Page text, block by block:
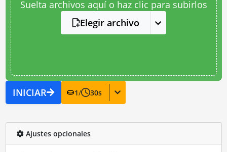
Suelta archivos aquí o haz clic para subirlos
Elegir archivo
INICIAR 1/ 30s
Ajustes opcionales